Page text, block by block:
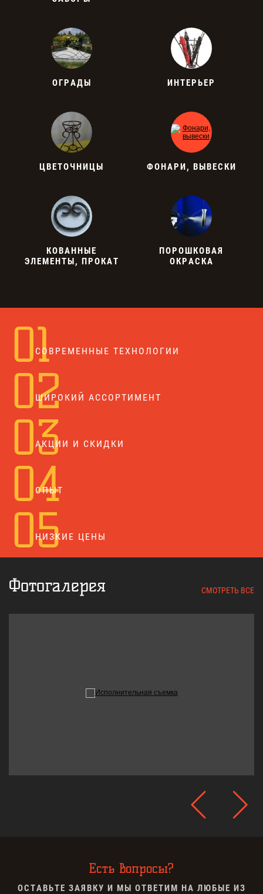
ОГРАДЫ ИНТЕРЬЕР
ЦВЕТОЧНИЦЫ ФОНАРИ, ВЫВЕСКИ
КОВАННЫЕ
ЭЛЕМЕНТЫ, ПРОКАТ
ПОРОШКОВАЯ
ОКРАСКА
01СОВРЕМЕННЫЕ ТЕХНОЛОГИИ
02
ШИРОКИЙ АССОРТИМЕНТ
03
АКЦИИ И СКИДКИ
04
ОПЫТ
05
НИЗКИЕ ЦЕНЫ
Фотогалерея СМОТРЕТЬ ВСЕ
Есть вопросы?
ОСТАВЬТЕ ЗАЯВКУ И МЫ ОТВЕТИМ НА ЛЮБЫЕ ИЗ